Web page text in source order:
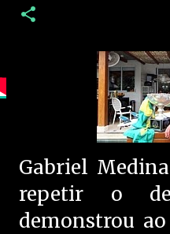
Gabriel
repetir o
demonstrou